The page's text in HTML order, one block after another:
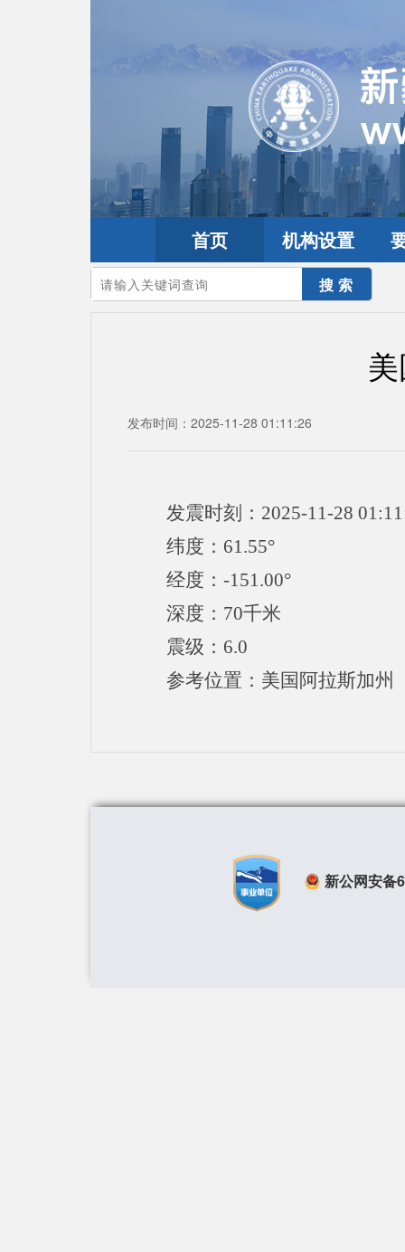
首页 机构设置
您的当前位置：首页>地震频道 全球震讯
发布时间：2025-11-28 01:11:26
发震时刻：2025-11-28
纬度：61.55°
经度：-151.00°
深度：70千米
震级：6.0
参考位置：美国阿拉斯加州
新公网安备